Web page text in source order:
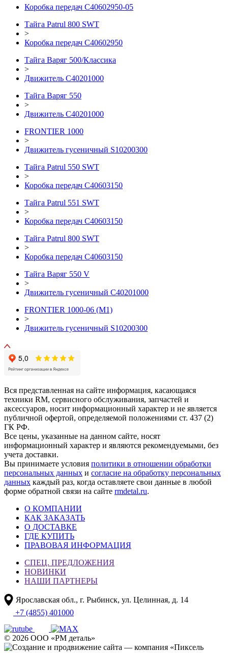
Коробка передач C40602950-05
Тайга Patrul 800 SWT
>
Коробка передач С40602950
Тайга Варяг 500/Классика
>
Движитель С40201000
Тайга Варяг 550
>
Движитель С40201000
FRONTIER 1000
>
Движитель гусеничный S10200300
Тайга Patrul 550 SWT
>
Коробка передач C40603150
Тайга Patrul 551 SWT
>
Коробка передач C40603150
Тайга Patrul 800 SWT
>
Коробка передач C40603150
Тайга Варяг 550 V
>
Движитель гусеничный C40201000
FRONTIER 1000-06 (М1)
>
Движитель гусеничный S10200300
Вся представленная на сайте информация, касающаяся
техники RM, сервисного обслуживания, запчастей и
аксессуаров, носит информационный характер и не является
публичной офертой, определяемой положениями ст. 437 (2)
ГК РФ.
Все цены, указанные на данном сайте, носят
информационный характер и являются рекомендуемыми, без
учета доставки.
Вы принимаете условия политики в отношении обработки
персональных данных и согласие на обработку персональных
данных каждый раз, когда оставляете свои данные в любой
форме обратной связи на сайте rmdetal.ru.
О КОМПАНИИ
КАК ЗАКАЗАТЬ
О ДОСТАВКЕ
ГДЕ КУПИТЬ
ПРАВОВАЯ ИНФОРМАЦИЯ
СПЕЦ. ПРЕДЛОЖЕНИЯ
НОВИНКИ
НАШИ ПАРТНЕРЫ
Ярославская обл., г. Рыбинск, ул. Целинная, д. 14
+7 (4855) 401000
© 2026 ООО «РМ деталь»